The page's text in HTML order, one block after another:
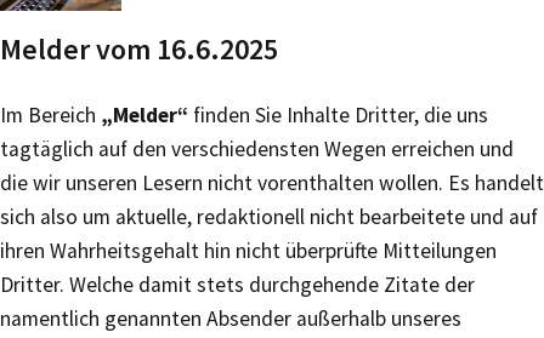
Melder vom 16.6.2025
Im Bereich „Melder“ finden Sie Inhalte Dritter, die uns
tagtäglich auf den verschiedensten Wegen erreichen und
die wir unseren Lesern nicht vorenthalten wollen. Es handelt
sich also um aktuelle, redaktionell nicht bearbeitete und auf
ihren Wahrheitsgehalt hin nicht überprüfte Mitteilungen
Dritter. Welche damit stets durchgehende Zitate der
namentlich genannten Absender außerhalb unseres